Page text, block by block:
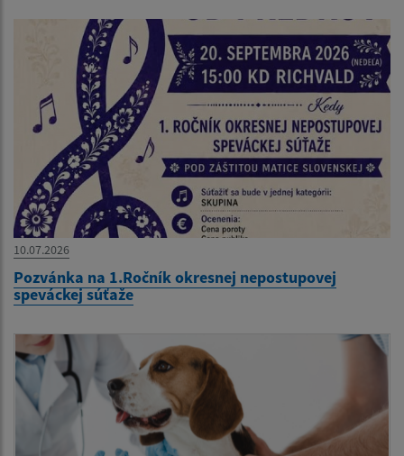
10.07.2026
Pozvánka na 1.Ročník okresnej nepostupovej
speváckej súťaže